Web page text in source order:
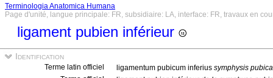
Terminologia Anatomica Humana
Page d'unité, langue principale: FR, subsidiaire: LA, interface: FR, travaux en
ligament pubien inférieur
Identification
Terme latin officiel ligamentum pubicum inferius symphysis